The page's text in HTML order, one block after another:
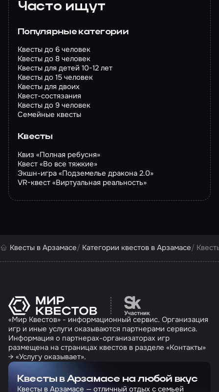
Часто ищут
Популярные категории
Квесты до 6 человек
Квесты до 8 человек
Квесты для детей 10-12 лет
Квесты до 15 человек
Квесты для двоих
Квест-состязания
Квесты до 9 человек
Семейные квесты
Квесты
Квиз «Полная ребусня»
Квест «Во все тяжкие»
Экшн-игра «Подземелье дракона 2.0»
VR-квест «Виртуальная реальность»
Квесты в Арзамасе Категории квестов в Арзамасе
Перейти на сайт
«Мир Квестов» - информационный сервис. Организация
игр и иные услуги оказываются партнерами сервиса.
Информация о партнерах-организаторах игр
размещена на страницах квестов в разделе «Контакты»
→ «Услугу оказывает».
Квесты в Арзамасе на любой вкус
Квесты в Арзамасе — отличный отдых с семьей